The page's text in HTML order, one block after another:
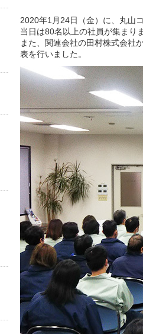
2020年1月24日（金）に、丸山
当日は80名以上の社員が集まり
また、関連会社の田村株式会社
表を行いました。